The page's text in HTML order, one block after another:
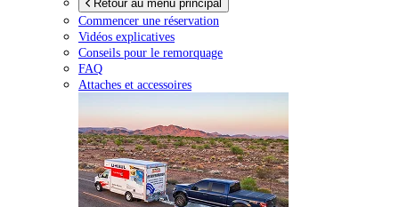
Retour au menu principal
Commencer une réservation
Vidéos explicatives
Conseils pour le remorquage
FAQ
Attaches et accessoires